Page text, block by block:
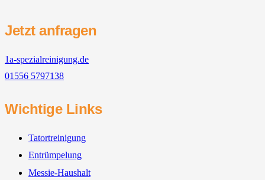
Jetzt anfragen
1a-spezialreinigung.de
01556 5797138
Wichtige Links
Tatortreinigung
Entrümpelung
Messie-Haushalt